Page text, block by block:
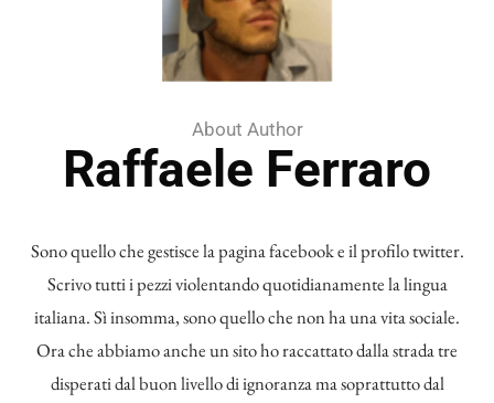
About Author
Raffaele Ferraro
Sono quello che gestisce la pagina facebook e il profilo twitter.
Scrivo tutti i pezzi violentando quotidianamente la lingua
italiana. Sì insomma, sono quello che non ha una vita sociale.
Ora che abbiamo anche un sito ho raccattato dalla strada tre
disperati dal buon livello di ignoranza ma soprattutto dal